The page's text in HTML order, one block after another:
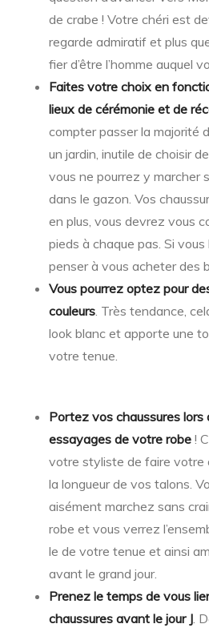
de crabe ! Votre chéri est
regarde admiratif et plus
fier d’être l’homme auquel
Faites votre choix en
lieux de cérémonie et de
compter passer la majorité
un jardin, inutile de choisir
vous ne pourrez y marcher
dans le gazon. Vos
en plus, vous devrez vous
pieds à chaque pas. Si
penser à vous acheter des
Vous pourrez optez pour
couleurs. Très tendance,
look blanc et apporte une
votre tenue.
Portez vos chaussures lors
essayages de votre robe!
votre styliste de faire votre
la longueur de vos talons.
aisément marchez sans
robe et vous verrez
le de votre tenue et ainsi
avant le grand jour.
Prenez le temps de vous
chaussures avant le jour J.